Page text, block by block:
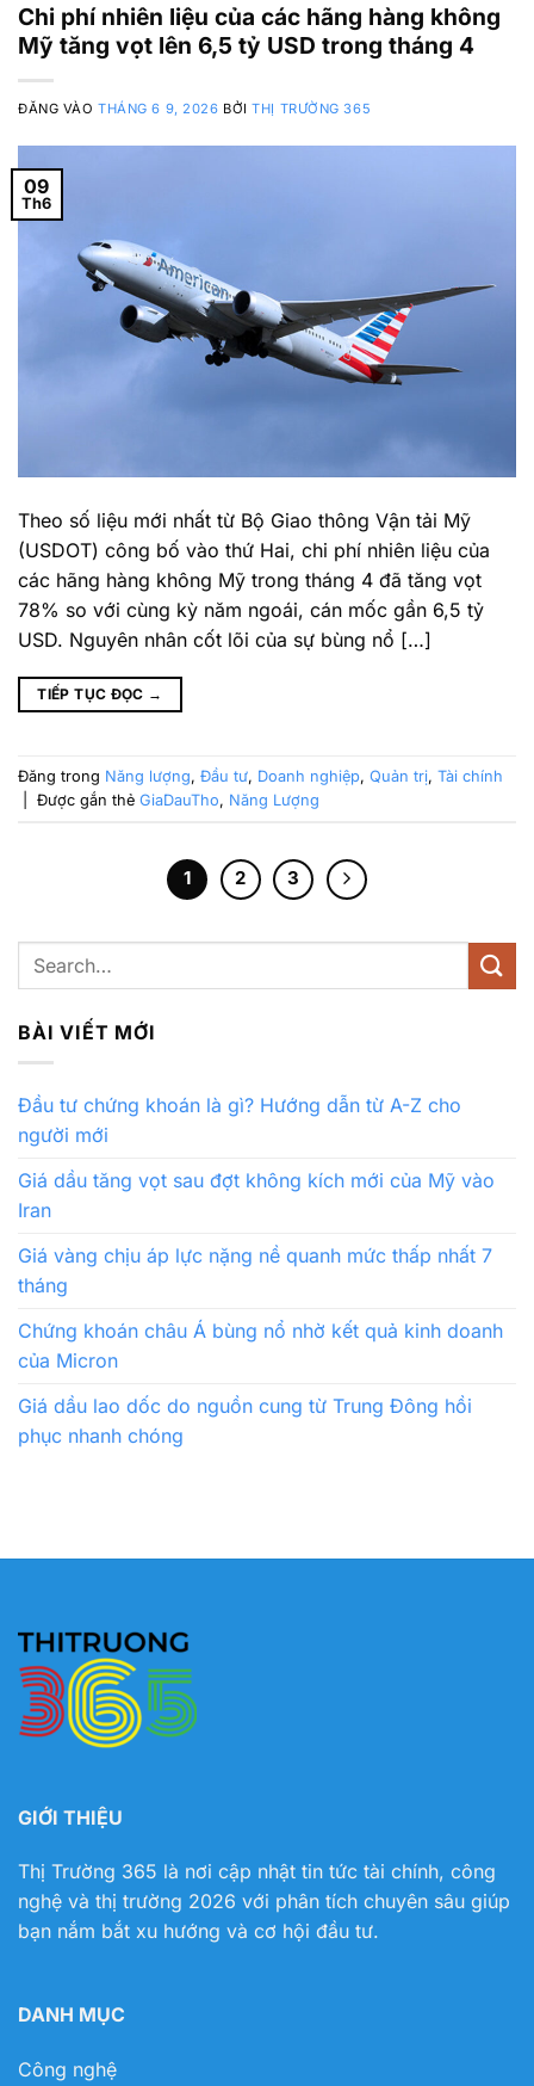
Chi phí nhiên liệu của các hãng hàng không
Mỹ tăng vọt lên 6,5 tỷ USD trong tháng 4
ĐĂNG VÀOTHÁNG 6 9, 2026 BỞITHỊ TRƯỜNG 365
09
Th6
Theo số liệu mới nhất từ Bộ Giao thông Vận tải Mỹ
(USDOT) công bố vào thứ Hai, chi phí nhiên liệu của
các hãng hàng không Mỹ trong tháng 4 đã tăng vọt
78% so với cùng kỳ năm ngoái, cán mốc gần 6,5 tỷ
USD. Nguyên nhân cốt lõi của sự bùng nổ […]
TIẾP TỤC ĐỌC →
Đăng trong Năng lượng, Đầu tư, Doanh nghiệp, Quản trị, Tài chính
Được gắn thẻ GiaDauTho, Năng Lượng
1 2 3
BÀI VIẾT MỚI
Đầu tư chứng khoán là gì? Hướng dẫn từ A-Z cho
người mới
Giá dầu tăng vọt sau đợt không kích mới của Mỹ vào
Iran
Giá vàng chịu áp lực nặng nề quanh mức thấp nhất 7
tháng
Chứng khoán châu Á bùng nổ nhờ kết quả kinh doanh
của Micron
Giá dầu lao dốc do nguồn cung từ Trung Đông hồi
phục nhanh chóng
GIỚI THIỆU
Thị Trường 365 là nơi cập nhật tin tức tài chính, công
nghệ và thị trường 2026 với phân tích chuyên sâu giúp
bạn nắm bắt xu hướng và cơ hội đầu tư.
DANH MỤC
Công nghệ